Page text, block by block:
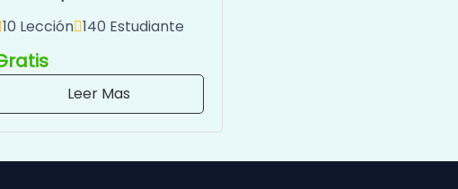
10 Lección 140 Estudiante
Leer Mas